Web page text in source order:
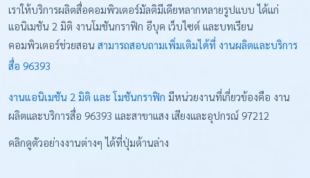
เราให้บริการผลิตสื่อคอมพิวเตอร์มัลติมีเดียหลากหลายรูปแบบ ได้แก่
แอนิเมชัน 2 มิติ งานโมชันกราฟิก อีบุค เว็บไซต์ และบทเรียน
คอมพิวเตอร์ช่วยสอน สามารถสอบถามเพิ่มเติมได้ที่ งานผลิตและบริการ
สื่อ 96393
งานแอนิเมชัน 2 มิติ และ โมชันกราฟิก มีหน่วยงานที่เกี่ยวข้องคือ งาน
ผลิตและบริการสื่อ 96393 และสาขาแสง เสียงและอุปกรณ์ 97212
คลิกดูตัวอย่างงานต่างๆ ได้ที่ปุ่มด้านล่าง